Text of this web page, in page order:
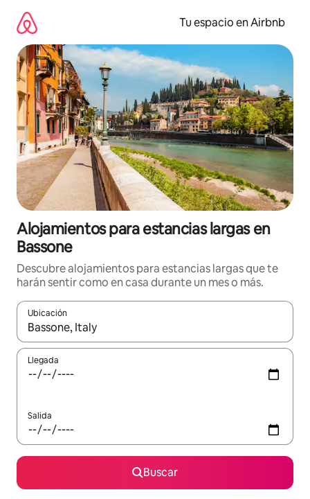
contenido
Tu espacio en Airbnb
Alojamientos para estancias largas en
Bassone
Descubre alojamientos para estancias largas que te
harán sentir como en casa durante un mes o más.
Ubicación
Cuando los resultados estén disponibles, podrás navegar
Llegada
Salida
Buscar